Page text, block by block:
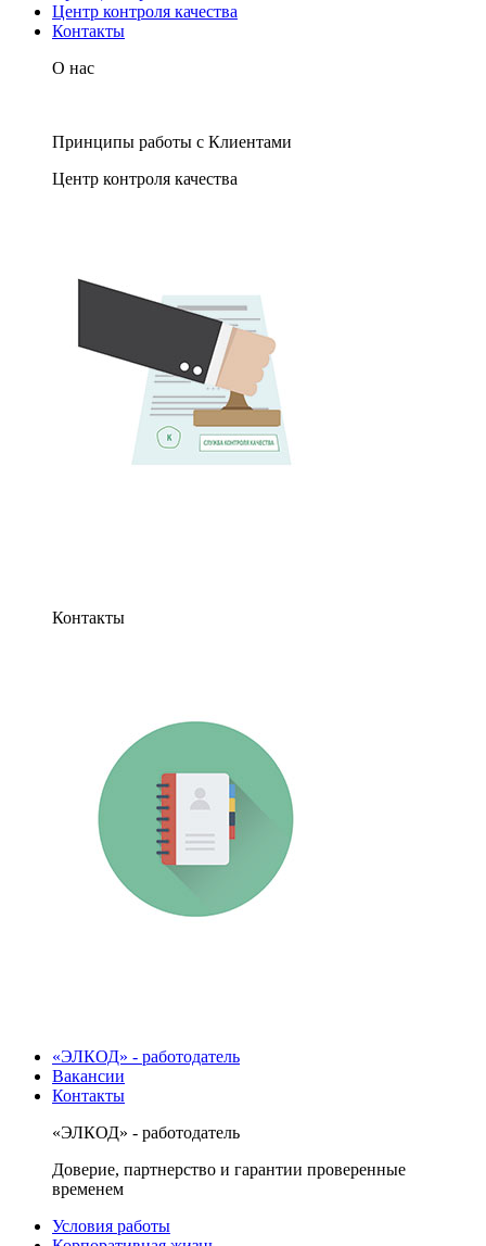
Центр контроля качества
Контакты
О нас
Принципы работы с Клиентами
Центр контроля качества
Контакты
«ЭЛКОД» - работодатель
Вакансии
Контакты
«ЭЛКОД» - работодатель
Доверие, партнерство и гарантии проверенные
временем
Условия работы